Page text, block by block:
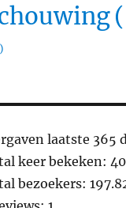
laatste 365
keer bekeken:
bezoekers: